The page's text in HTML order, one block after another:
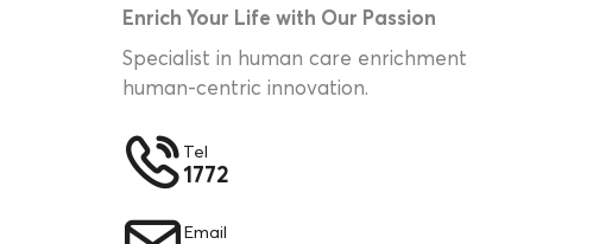
Enrich Your Life with Our Passion
Specialist in human care enrichment
human-centric innovation.
Tel
1772
Email